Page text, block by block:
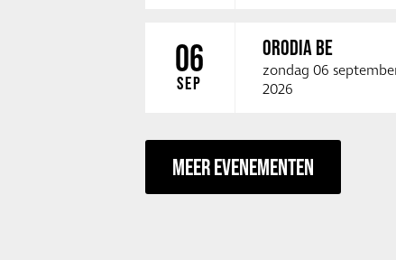
06
SEP
ORODIA BE
zondag 06
2026
MEER EVENEMENTEN